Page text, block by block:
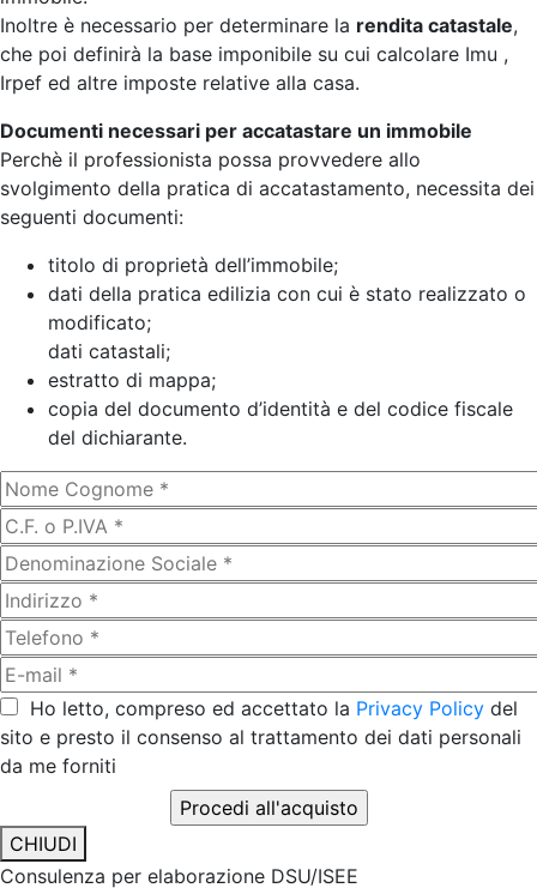
Inoltre è necessario per determinare la rendita catastale,
che poi definirà la base imponibile su cui calcolare Imu ,
Irpef ed altre imposte relative alla casa.
Documenti necessari per accatastare un immobile
Perchè il professionista possa provvedere allo
svolgimento della pratica di accatastamento, necessita dei
seguenti documenti:
titolo di proprietà dell’immobile;
dati della pratica edilizia con cui è stato realizzato o
modificato;
dati catastali;
estratto di mappa;
copia del documento d’identità e del codice fiscale
del dichiarante.
Ho letto, compreso ed accettato la Privacy Policy del
sito e presto il consenso al trattamento dei dati personali
da me forniti
CHIUDI
Consulenza per elaborazione DSU/ISEE